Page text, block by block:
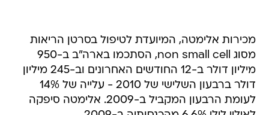
מכירות אלימטה, המיועדת לטיפול בסרטן הריאות
מסוג non small cell, הסתכמו בארה"ב ב-950
מיליון דולר ב-12 החודשים האחרונים וב-245 מיליון
דולר ברבעון השלישי של 2010 - עלייה של 14%
לעומת הרבעון המקביל ב-2009. אלימטה סיפקה